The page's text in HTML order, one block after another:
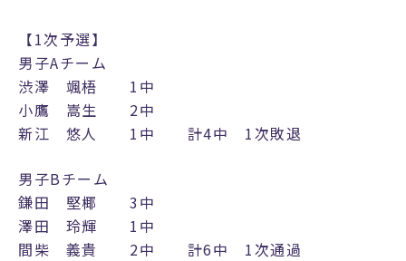
【1次予選】
男子Aチーム
渋澤 颯梧 1中
小鷹 嵩生 2中
新江 悠人 1中 計4中 1次敗退
男子Bチーム
鎌田 堅椰 3中
澤田 玲輝 1中
間柴 義貴 2中 計6中 1次通過